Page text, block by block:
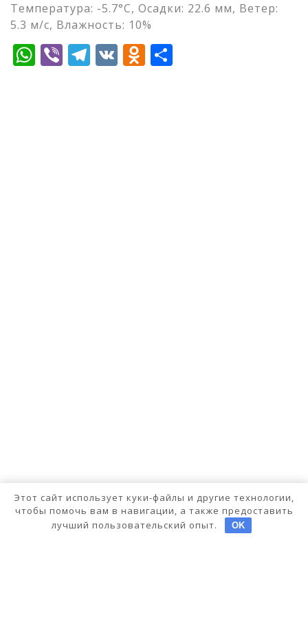
Температура: -5.7°C, Осадки: 22.6 мм, Ветер:
5.3 м/с, Влажность: 10%
WhatsApp
ViberTelegram
VKOdnoklassniki
Этот сайт использует куки-файлы и другие технологии,
чтобы помочь вам в навигации, а также предоставить
лучший пользовательский опыт.
OK